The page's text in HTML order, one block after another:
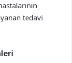
tedavi